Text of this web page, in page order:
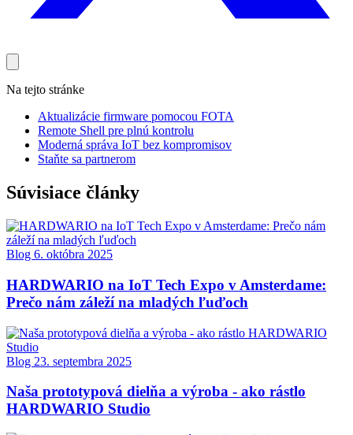
Na tejto stránke
Aktualizácie firmware pomocou FOTA
Remote Shell pre plnú kontrolu
Moderná správa IoT bez kompromisov
Staňte sa partnerom
Súvisiace články
Blog 6. októbra 2025
HARDWARIO na IoT Tech Expo v Amsterdame:
Prečo nám záleží na mladých ľuďoch
Blog 23. septembra 2025
Naša prototypová dielňa a výroba - ako rástlo
HARDWARIO Studio